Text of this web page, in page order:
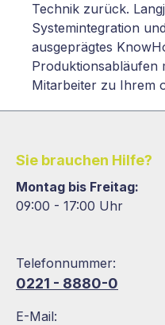
Technik zurück.
Systemintegration
ausgeprägtes
Produktionsabläufen
Mitarbeiter zu Ihrem
Sie brauchen Hilfe?
Montag bis Freitag:
09:00 - 17:00 Uhr
Telefonnummer:
0221 - 8880-0
E-Mail: